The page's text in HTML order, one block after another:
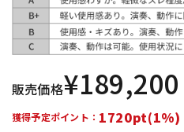
販売価格¥189,200
獲得予定ポイント： 1720pt(1%)